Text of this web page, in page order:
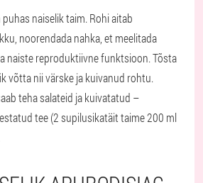
naiselik taim. Rohi aitab
noorendada nahka, et meelitada
naiste reproduktiivne funktsioon. Tõsta
võtta nii värske ja kuivanud rohtu.
teha salateid ja kuivatatud –
tee (2 supilusikatäit taime 200 ml